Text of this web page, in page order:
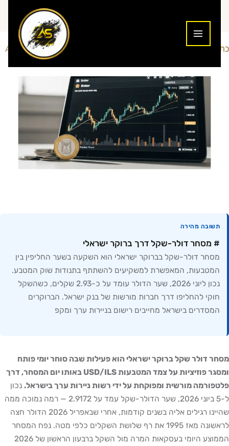
כתיבת תגובה Addiction To Success
תשובה מהירה
# מסחר דולר-שקל דרך ברוקר ישראלי
מסחר דולר-שקל בברוקר ישראלי הוא השקעה בשער החליפין בין
המטבעות, המאפשרת למשקיעים להשתתף בתנודות שוק המטבע.
נכון ליוני 2026, שער הדולר עומד על כ-2.93 שקלים, כשהשקל
חוקי להחליפו דרך חברות מורשות של בנק ישראל. הברוקרים
המסדרים בישראל מחייבים רישום בניירות ערך ומקפ
מסחר דולר שקל ברוקר ישראלי הוא פעילות שבה סוחר יומי פותח
ומסגר פוזיציות על צמד המטבעות USD/ILS באותו יום המסחר, דרך
פלטפורמה מורשית ומפוקחת על ידי רשות ניירות ערך בישראל. נכון
ל-5 ביוני 2026, שער הדולר-שקל עמד על 2.9172 — רמה נמוכה ממה
שהיינו רגילים אליה בשנים קודמות, אחרי שבאפריל 2026 הדולר חצה
לראשונה מאז 1995 את רף שלושת השקלים כלפי מטה. נפח המסחר
הממוצע היומי בעסקאות המרה מול השקל ברבעון הראשון של 2026